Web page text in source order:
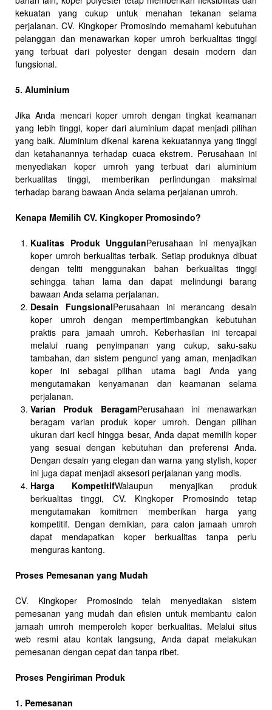
kekuatan yang cukup untuk menahan tekanan selama
perjalanan. CV. Kingkoper Promosindo memahami kebutuhan
pelanggan dan menawarkan koper umroh berkualitas tinggi
yang terbuat dari polyester dengan desain modern dan
fungsional.
5. Aluminium
Jika Anda mencari koper umroh dengan tingkat keamanan
yang lebih tinggi, koper dari aluminium dapat menjadi pilihan
yang baik. Aluminium dikenal karena kekuatannya yang tinggi
dan ketahanannya terhadap cuaca ekstrem. Perusahaan ini
menyediakan koper umroh yang terbuat dari aluminium
berkualitas tinggi, memberikan perlindungan maksimal
terhadap barang bawaan Anda selama perjalanan umroh.
Kenapa Memilih CV. Kingkoper Promosindo?
Kualitas Produk UnggulanPerusahaan ini menyajikan
koper umroh berkualitas terbaik. Setiap produknya dibuat
dengan teliti menggunakan bahan berkualitas tinggi
sehingga tahan lama dan dapat melindungi barang
bawaan Anda selama perjalanan.
Desain FungsionalPerusahaan ini merancang desain
koper umroh dengan mempertimbangkan kebutuhan
praktis para jamaah umroh. Keberhasilan ini tercapai
melalui ruang penyimpanan yang cukup, saku-saku
tambahan, dan sistem pengunci yang aman, menjadikan
koper ini sebagai pilihan utama bagi Anda yang
mengutamakan kenyamanan dan keamanan selama
perjalanan.
Varian Produk BeragamPerusahaan ini menawarkan
beragam varian produk koper umroh. Dengan pilihan
ukuran dari kecil hingga besar, Anda dapat memilih koper
yang sesuai dengan kebutuhan dan preferensi Anda.
Dengan desain yang elegan dan warna yang stylish, koper
ini juga dapat menjadi aksesori perjalanan yang modis.
Harga KompetitifWalaupun menyajikan produk
berkualitas tinggi, CV. Kingkoper Promosindo tetap
mengutamakan komitmen memberikan harga yang
kompetitif. Dengan demikian, para calon jamaah umroh
dapat mendapatkan koper berkualitas tanpa perlu
menguras kantong.
Proses Pemesanan yang Mudah
CV. Kingkoper Promosindo telah menyediakan sistem
pemesanan yang mudah dan efisien untuk membantu calon
jamaah umroh memperoleh koper berkualitas. Melalui situs
web resmi atau kontak langsung, Anda dapat melakukan
pemesanan dengan cepat dan tanpa ribet.
Proses Pengiriman Produk
1. Pemesanan